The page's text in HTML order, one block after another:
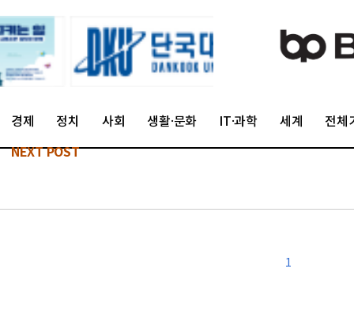
경제 정치 사회 생활·문화 IT·과학 세계 전체
NEXT POST
1